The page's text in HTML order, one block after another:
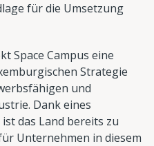
für die Umsetzung
Space Campus eine
Strategie
und
Dank eines
das Land bereits zu
Unternehmen in diesem